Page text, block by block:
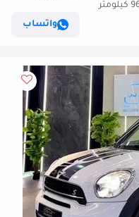
المستعملة موثوق
واتساب